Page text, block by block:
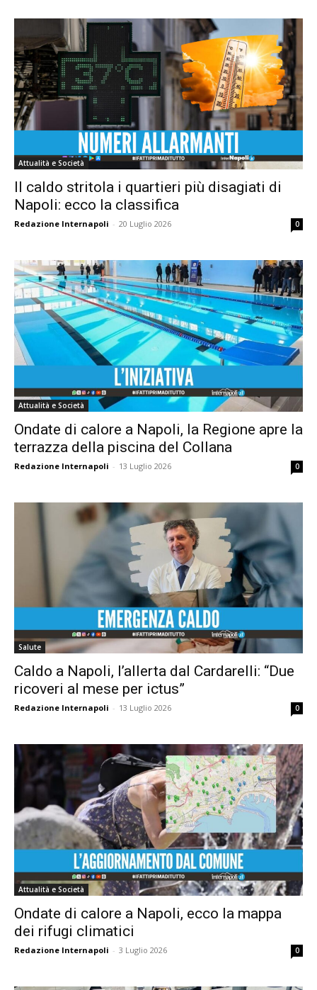
Attualità e Società
Il caldo stritola i quartieri più disagiati di
Napoli: ecco la classifica
Redazione Internapoli - 20 Luglio 2026 0
Attualità e Società
Ondate di calore a Napoli, la Regione apre la
terrazza della piscina del Collana
Redazione Internapoli - 13 Luglio 2026 0
Salute
Caldo a Napoli, l’allerta dal Cardarelli: “Due
ricoveri al mese per ictus”
Redazione Internapoli - 13 Luglio 2026 0
Attualità e Società
Ondate di calore a Napoli, ecco la mappa
dei rifugi climatici
Redazione Internapoli - 3 Luglio 2026 0